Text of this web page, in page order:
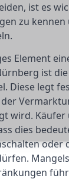
ist es
zu
Element
ist
Diese legt
wird. Käufer
dies
oder